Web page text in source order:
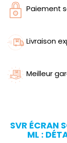
Paiement
Livraison
Meilleur
SVR ÉCRAN
ML :